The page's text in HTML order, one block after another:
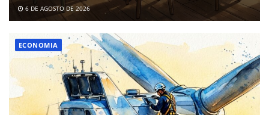
6 DE AGOSTO DE 2026
ECONOMIA